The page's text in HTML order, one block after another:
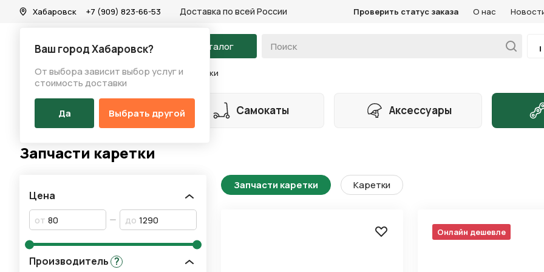
Хабаровск
Ваш город Хабаровск?
От выбора зависит выбор услуг и
стоимость доставки
Да Выбрать другой
+7 (909) 823-66-53 Доставка по всей России Проверить статус заказа О нас
На главную Каталог
Каталог/Запчасти/Каретка/Запчасти каретки
Разделы каталога
Велосипеды Самокаты Аксессуары
Запчасти каретки
Цена
от до
Производитель ?
Запчасти каретки Каретки
Онлайн дешевле